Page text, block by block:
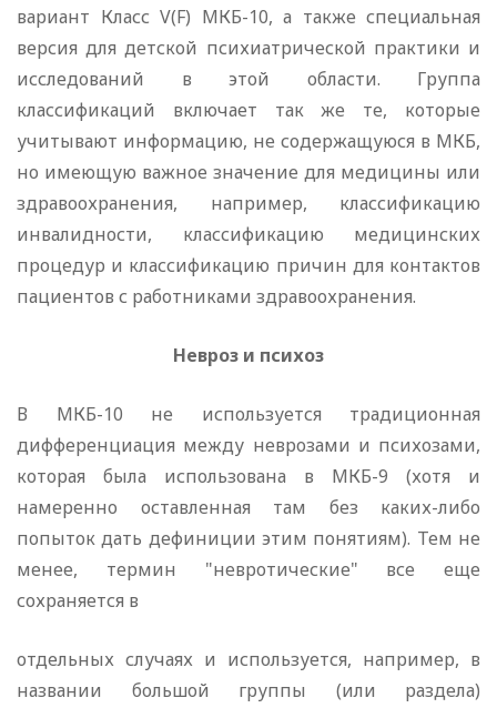
вариант Класс V(F) МКБ-10, а также специальная
версия для детской психиатрической практики и
исследований в этой области. Группа
классификаций включает так же те, которые
учитывают информацию, не содержащуюся в МКБ,
но имеющую важное значение для медицины или
здравоохранения, например, классификацию
инвалидности, классификацию медицинских
процедур и классификацию причин для контактов
пациентов с работниками здравоохранения.
Невроз и психоз
В МКБ-10 не используется традиционная
дифференциация между неврозами и психозами,
которая была использована в МКБ-9 (хотя и
намеренно оставленная там без каких-либо
попыток дать дефиниции этим понятиям). Тем не
менее, термин "невротические" все еще
сохраняется в
отдельных случаях и используется, например, в
названии большой группы (или раздела)